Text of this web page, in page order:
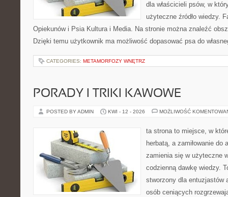
dla właścicieli psów, w
użyteczne źródło wiedzy.
Opiekunów i Psia Kultura i Media. Na stronie można znaleźć
Dzięki temu użytkownik ma możliwość dopasować psa do
CATEGORIES: METAMORFOZY WNĘTRZ
PORADY I TRIKI KAWOWE
POSTED BY ADMIN KWI - 12 - 2026 MOŻLIWOŚĆ
ta strona to miejsce, w
herbatą, a zamiłowanie do
zamienia się w użyteczne
codzienną dawkę wiedzy.
stworzony dla entuzjastów
osób ceniących